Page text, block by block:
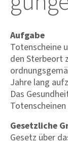
Aufgabe
Totenscheine
den Sterbeort
Jahre lang
Das
Gesetzliche
Gesetz über